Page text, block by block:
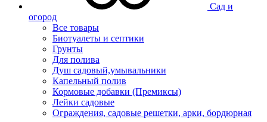
Сад и
огород
Все товары
Биотуалеты и септики
Грунты
Для полива
Душ садовый,умывальники
Капельный полив
Кормовые добавки (Премиксы)
Лейки садовые
Ограждения, садовые решетки, арки, бордюрная